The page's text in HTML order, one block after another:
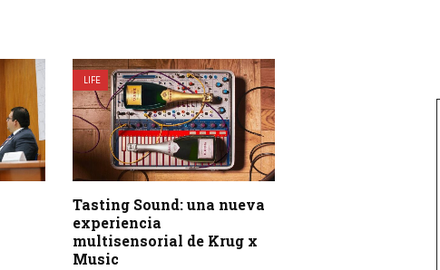
LIFE
Tasting Sound: una nueva
experiencia
multisensorial de Krug x
Music